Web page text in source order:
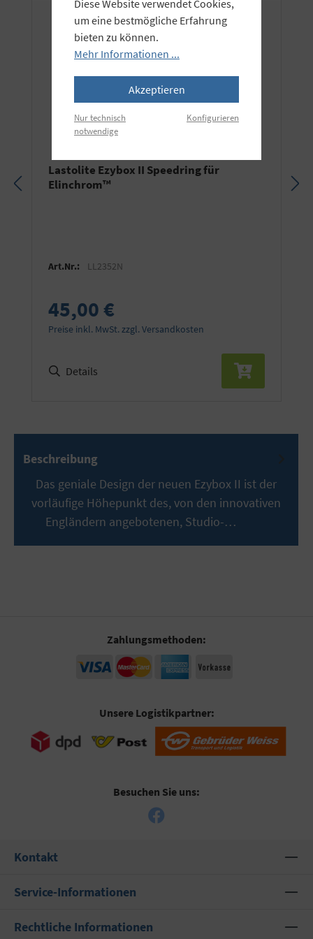
Lastolite Ezybox II Speedring für
Elinchrom™
Art.Nr.: LL2352N
45,00 €
Preise inkl. MwSt. zzgl. Versandkosten
Details
Beschreibung
Das geniale Design der neuen Ezybox II ist der
vorläufige Höhepunkt des, von den innovativen
Engländern angebotenen, Studio-…
Zahlungsmethoden:
Unsere Logistikpartner:
Besuchen Sie uns:
Kontakt
Service-Informationen
Rechtliche Informationen
Diese Website verwendet Cookies,
um eine bestmögliche Erfahrung
bieten zu können.
Mehr Informationen ...
Akzeptieren
Nur technisch
notwendige
Konfigurieren